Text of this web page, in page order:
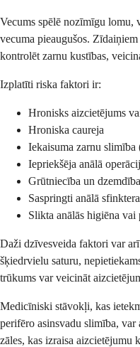
Vecums spēlē nozīmīgu lomu,
vecuma pieaugušos.
kontrolēt zarnu kustības,
Izplatīti riska faktori ir:
Hronisks aizcietējums
Hroniska caureja
Iekaisuma zarnu
Iepriekšēja anālā
Grūtniecība un
Saspringti anālā
Slikta anālās higiēna vai
Daži dzīvesveida faktori var
šķiedrvielu saturu,
trūkums var veicināt
Medicīniski stāvokļi, kas
perifēro asinsvadu slimība,
zāles, kas izraisa aizcietējumu